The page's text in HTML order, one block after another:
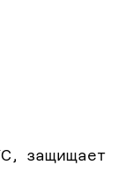
защищает